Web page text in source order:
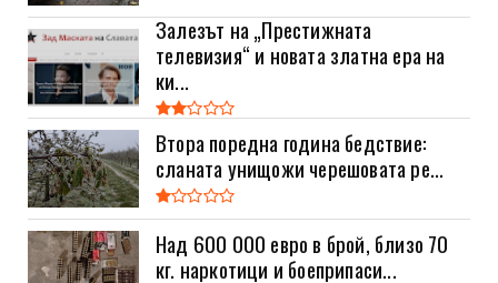
Залезът на „Престижната
телевизия“ и новата златна ера на
ки...
Втора поредна година бедствие:
сланата унищожи черешовата ре...
Над 600 000 евро в брой, близо 70
кг. наркотици и боеприпаси...